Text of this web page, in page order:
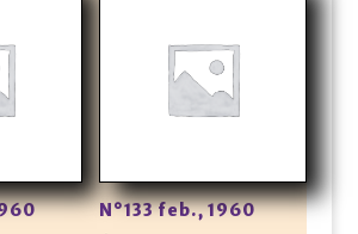
N°133 feb., 1960